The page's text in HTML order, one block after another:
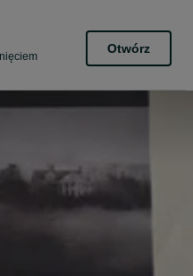
Otwórz